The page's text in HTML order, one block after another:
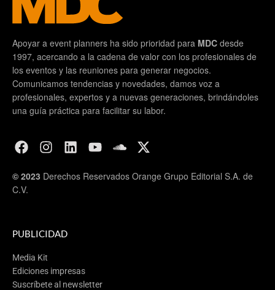
Apoyar a event planners ha sido prioridad para MDC desde
1997, acercando a la cadena de valor con los profesionales de
los eventos y las reuniones para generar negocios.
Comunicamos tendencias y novedades, damos voz a
profesionales, expertos y a nuevas generaciones, brindándoles
una guía práctica para facilitar su labor.
© 2023 Derechos Reservados Orange Grupo Editorial S.A. de
C.V.
PUBLICIDAD
Media Kit
Ediciones impresas
Suscríbete al newsletter